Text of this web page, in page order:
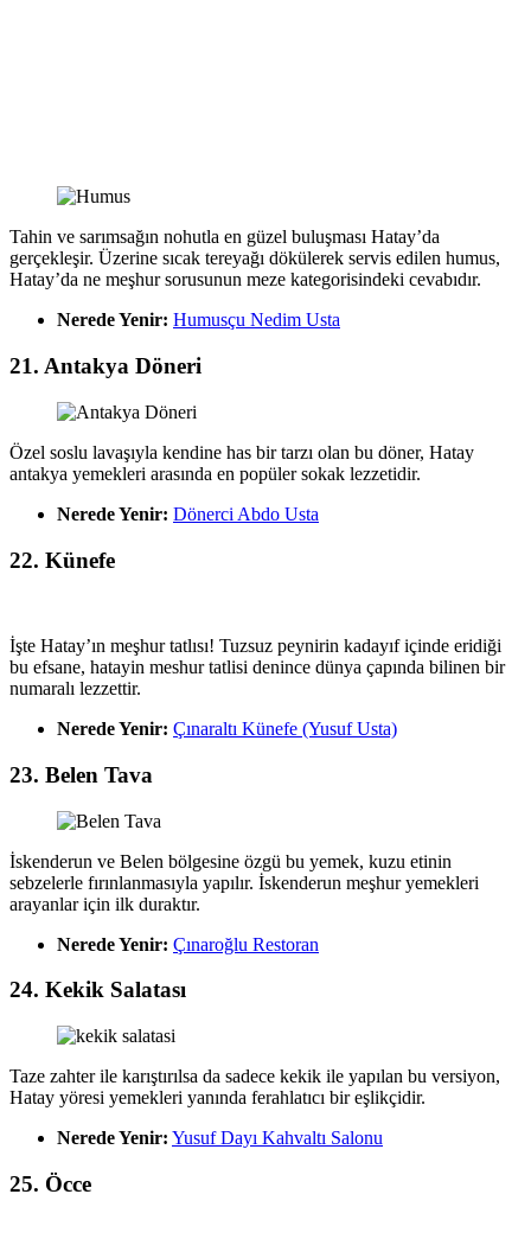
Tahin ve sarımsağın nohutla en güzel buluşması Hatay’da
gerçekleşir. Üzerine sıcak tereyağı dökülerek servis edilen humus,
Hatay’da ne meşhur sorusunun meze kategorisindeki cevabıdır.
Nerede Yenir: Humusçu Nedim Usta
21. Antakya Döneri
Özel soslu lavaşıyla kendine has bir tarzı olan bu döner, Hatay
antakya yemekleri arasında en popüler sokak lezzetidir.
Nerede Yenir: Dönerci Abdo Usta
22. Künefe
İşte Hatay’ın meşhur tatlısı! Tuzsuz peynirin kadayıf içinde eridiği
bu efsane, hatayin meshur tatlisi denince dünya çapında bilinen bir
numaralı lezzettir.
Nerede Yenir: Çınaraltı Künefe (Yusuf Usta)
23. Belen Tava
İskenderun ve Belen bölgesine özgü bu yemek, kuzu etinin
sebzelerle fırınlanmasıyla yapılır. İskenderun meşhur yemekleri
arayanlar için ilk duraktır.
Nerede Yenir: Çınaroğlu Restoran
24. Kekik Salatası
Taze zahter ile karıştırılsa da sadece kekik ile yapılan bu versiyon,
Hatay yöresi yemekleri yanında ferahlatıcı bir eşlikçidir.
Nerede Yenir: Yusuf Dayı Kahvaltı Salonu
25. Öcce